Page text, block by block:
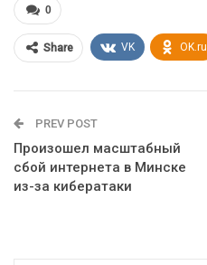
0
Share VK OK.ru
PREV POST
Произошел масштабный
сбой интернета в Минске
из-за кибератаки